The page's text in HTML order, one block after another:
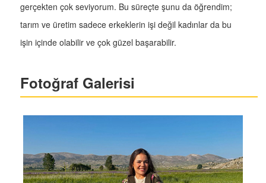
gerçekten çok seviyorum. Bu süreçte şunu da öğrendim;
tarım ve üretim sadece erkeklerin işi değil kadınlar da bu
işin içinde olabilir ve çok güzel başarabilir.
Fotoğraf Galerisi